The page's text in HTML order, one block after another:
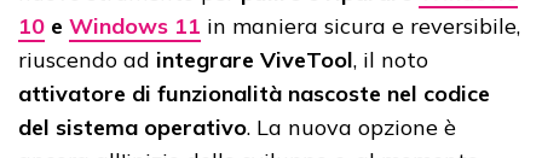
10 e Windows 11 in maniera sicura e reversibile,
riuscendo ad integrare ViveTool, il noto
attivatore di funzionalità nascoste nel codice
del sistema operativo. La nuova opzione è